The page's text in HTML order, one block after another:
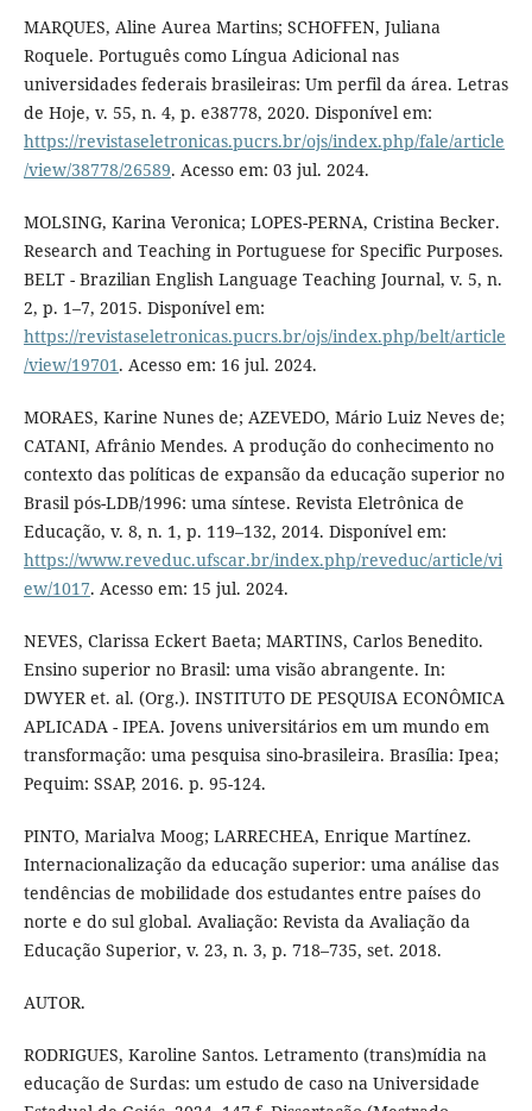
MARQUES, Aline Aurea Martins; SCHOFFEN, Juliana
Roquele. Português como Língua Adicional nas
universidades federais brasileiras: Um perfil da área. Letras
de Hoje, v. 55, n. 4, p. e38778, 2020. Disponível em:
https://revistaseletronicas.pucrs.br/ojs/index.php/fale/article
/view/38778/26589. Acesso em: 03 jul. 2024.
MOLSING, Karina Veronica; LOPES-PERNA, Cristina Becker.
Research and Teaching in Portuguese for Specific Purposes.
BELT - Brazilian English Language Teaching Journal, v. 5, n.
2, p. 1–7, 2015. Disponível em:
https://revistaseletronicas.pucrs.br/ojs/index.php/belt/article
/view/19701. Acesso em: 16 jul. 2024.
MORAES, Karine Nunes de; AZEVEDO, Mário Luiz Neves de;
CATANI, Afrânio Mendes. A produção do conhecimento no
contexto das políticas de expansão da educação superior no
Brasil pós-LDB/1996: uma síntese. Revista Eletrônica de
Educação, v. 8, n. 1, p. 119–132, 2014. Disponível em:
https://www.reveduc.ufscar.br/index.php/reveduc/article/vi
ew/1017. Acesso em: 15 jul. 2024.
NEVES, Clarissa Eckert Baeta; MARTINS, Carlos Benedito.
Ensino superior no Brasil: uma visão abrangente. In:
DWYER et. al. (Org.). INSTITUTO DE PESQUISA ECONÔMICA
APLICADA - IPEA. Jovens universitários em um mundo em
transformação: uma pesquisa sino-brasileira. Brasília: Ipea;
Pequim: SSAP, 2016. p. 95-124.
PINTO, Marialva Moog; LARRECHEA, Enrique Martínez.
Internacionalização da educação superior: uma análise das
tendências de mobilidade dos estudantes entre países do
norte e do sul global. Avaliação: Revista da Avaliação da
Educação Superior, v. 23, n. 3, p. 718–735, set. 2018.
AUTOR.
RODRIGUES, Karoline Santos. Letramento (trans)mídia na
educação de Surdas: um estudo de caso na Universidade